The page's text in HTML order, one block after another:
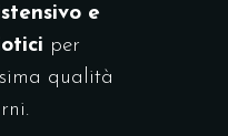
e
per
qualità